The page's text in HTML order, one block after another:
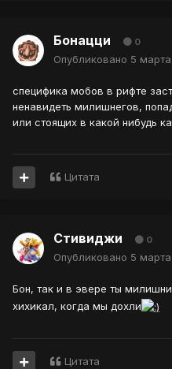
Бонацци 0
Опубликовано 5
специфика мобов в рифте
ненавидеть милишнегов,
или стоящих в какой нибудь
Цитата
Стивиджи 0
Опубликовано 5
Бон, так и в эвере ты
хихикал, когда мы дохли
Цитата